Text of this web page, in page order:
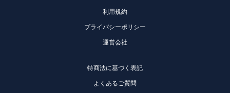
利用規約
プライバシーポリシー
運営会社
特商法に基づく表記
よくあるご質問